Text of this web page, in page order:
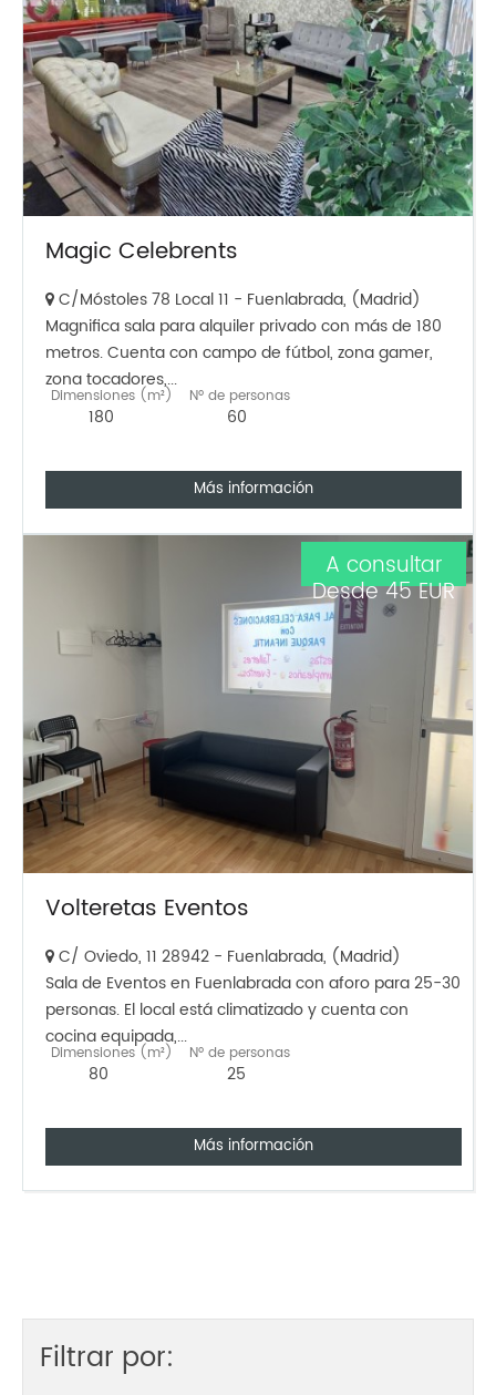
Magic Celebrents
C/Móstoles 78 Local 11 - Fuenlabrada, (Madrid)
Magnifica sala para alquiler privado con más de 180
metros. Cuenta con campo de fútbol, zona gamer,
zona tocadores,...
Dimensiones (m²)
180
Nº de personas
60
Más información
Volteretas Eventos
A consultar
Desde 45 EUR
C/ Oviedo, 11 28942 - Fuenlabrada, (Madrid)
Sala de Eventos en Fuenlabrada con aforo para 25-30
personas. El local está climatizado y cuenta con
cocina equipada,...
Dimensiones (m²)
80
Nº de personas
25
Más información
Filtrar por: